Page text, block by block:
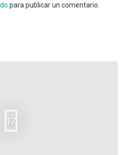
para publicar un comentario.
17